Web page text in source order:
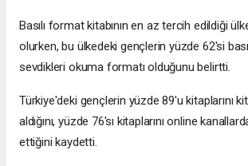
Basılı format kitabının en az tercih edildiği
olurken, bu ülkedeki gençlerin yüzde 62'si
sevdikleri okuma formatı olduğunu belirtti.
Türkiye'deki gençlerin yüzde 89'u kitaplarını
aldığını, yüzde 76'sı kitaplarını online
ettiğini kaydetti.